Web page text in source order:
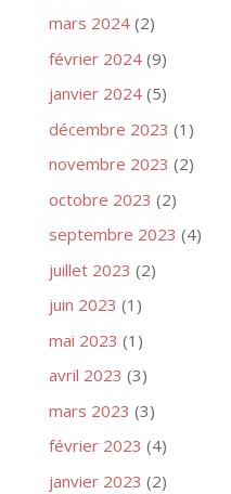
mars 2024(2)
février 2024(9)
janvier 2024(5)
décembre 2023 (1)
novembre 2023 (2)
octobre 2023 (2)
septembre 2023 (4)
juillet 2023 (2)
juin 2023 (1)
mai 2023 (1)
avril 2023 (3)
mars 2023 (3)
février 2023 (4)
janvier 2023 (2)